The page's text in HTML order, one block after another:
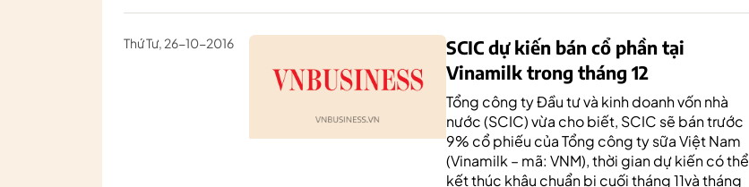
Thứ Tư, 26-10-2016
SCIC dự kiến bán cổ phần tại
Vinamilk trong tháng 12
Tổng công ty Đầu tư và kinh doanh vốn nhà
nước (SCIC) vừa cho biết, SCIC sẽ bán trước
9% cổ phiếu của Tổng công ty sữa Việt Nam
(Vinamilk – mã: VNM), thời gian dự kiến có thể
kết thúc khâu chuẩn bị cuối tháng 11và tháng